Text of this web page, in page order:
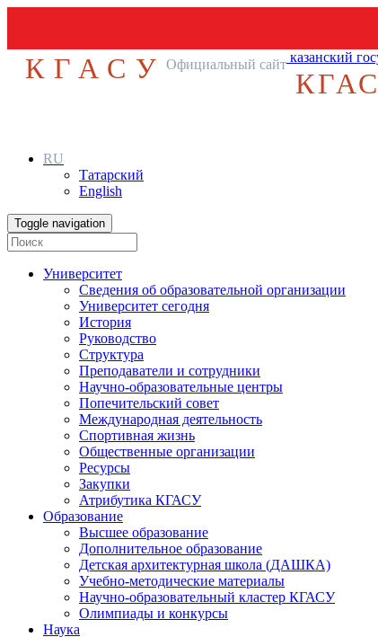
КГАСУ Официальный сайт казанский
RU
Татарский
English
Toggle navigation
Университет
Сведения об образовательной организации
Университет сегодня
История
Руководство
Структура
Преподаватели и сотрудники
Научно-образовательные центры
Попечительский совет
Международная деятельность
Спортивная жизнь
Общественные организации
Ресурсы
Закупки
Атрибутика КГАСУ
Образование
Высшее образование
Дополнительное образование
Детская архитектурная школа (ДАШКА)
Учебно-методические материалы
Научно-образовательный кластер КГАСУ
Олимпиады и конкурсы
Наука